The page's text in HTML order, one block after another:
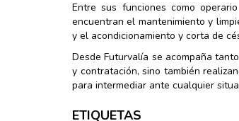
Entre sus funciones como
encuentran el mantenimiento y
y el acondicionamiento y corta de
Desde Futurvalía se acompaña
y contratación, sino también
para intermediar ante cualquier
ETIQUETAS